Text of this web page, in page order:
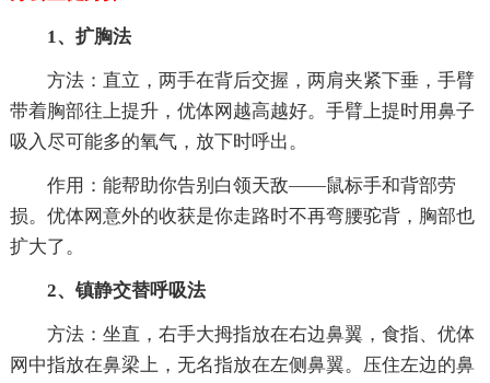
1、扩胸法
方法：直立，两手在背后交握，两肩夹紧下垂，手臂
带着胸部往上提升，优体网越高越好。手臂上提时用鼻子
吸入尽可能多的氧气，放下时呼出。
作用：能帮助你告别白领天敌——鼠标手和背部劳
损。优体网意外的收获是你走路时不再弯腰驼背，胸部也
扩大了。
2、镇静交替呼吸法
方法：坐直，右手大拇指放在右边鼻翼，食指、优体
网中指放在鼻梁上，无名指放在左侧鼻翼。压住左边的鼻